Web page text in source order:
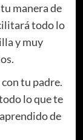
manera de
todo lo
y muy
tu padre.
lo que te
de